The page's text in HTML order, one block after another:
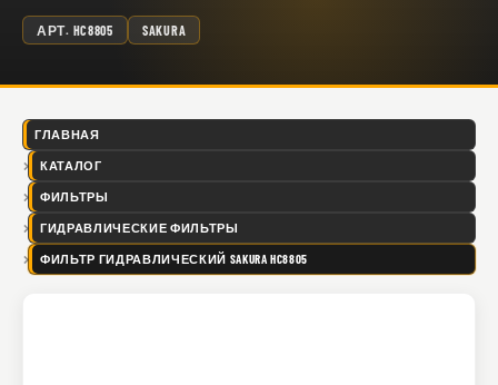
АРТ. HC8805 SAKURA
ГЛАВНАЯ
КАТАЛОГ
ФИЛЬТРЫ
ГИДРАВЛИЧЕСКИЕ ФИЛЬТРЫ
ФИЛЬТР ГИДРАВЛИЧЕСКИЙ SAKURA HC8805